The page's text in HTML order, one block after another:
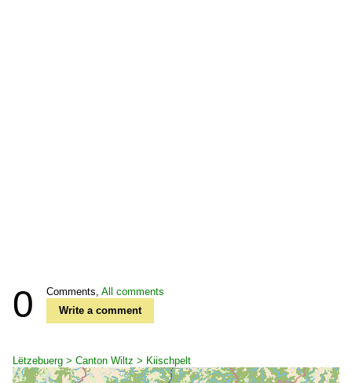
0 Comments, All comments
Write a comment
Lëtzebuerg > Canton Wiltz > Kiischpelt